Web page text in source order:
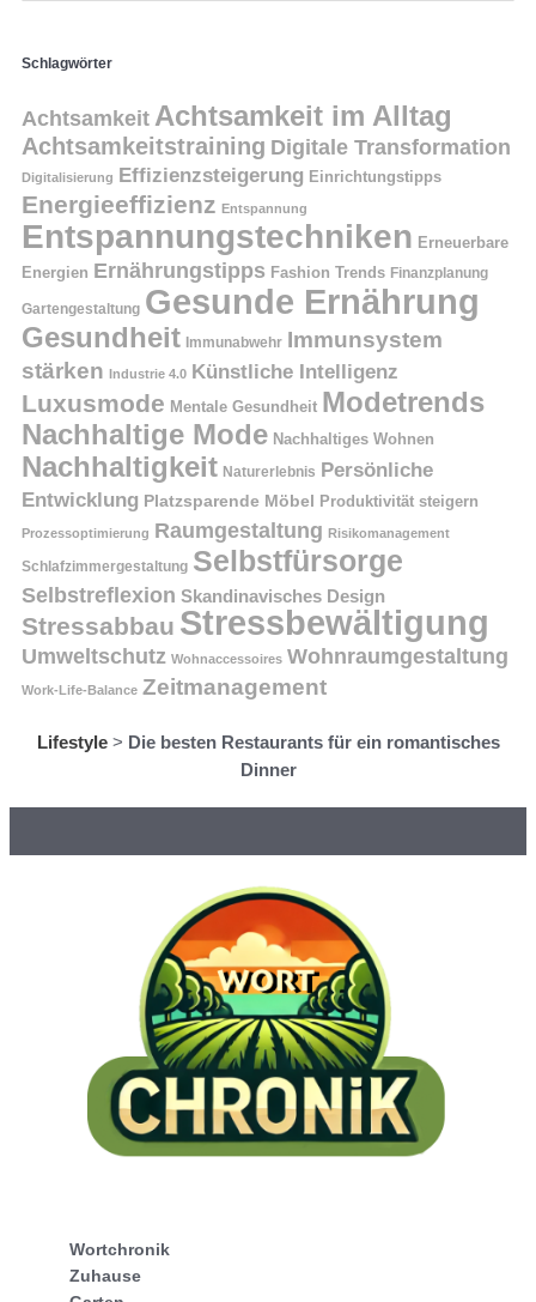
Schlagwörter
Achtsamkeit Achtsamkeit im Alltag
Achtsamkeitstraining Digitale Transformation
Digitalisierung Effizienzsteigerung Einrichtungstipps
Energieeffizienz Entspannung
Entspannungstechniken Erneuerbare
Energien Ernährungstipps Fashion Trends Finanzplanung
Gartengestaltung Gesunde Ernährung
Gesundheit Immunabwehr Immunsystem
stärken
Industrie 4.0 Künstliche Intelligenz
Luxusmode Mentale Gesundheit Modetrends
Nachhaltige Mode Nachhaltiges Wohnen
Nachhaltigkeit Naturerlebnis Persönliche
Entwicklung Platzsparende Möbel Produktivität steigern
Prozessoptimierung Raumgestaltung Risikomanagement
Schlafzimmergestaltung Selbstfürsorge
Selbstreflexion Skandinavisches Design
Stressabbau Stressbewältigung
Umweltschutz Wohnaccessoires Wohnraumgestaltung
Work-Life-Balance Zeitmanagement
Lifestyle> Die besten Restaurants für ein romantisches
Dinner
Wortchronik
Zuhause